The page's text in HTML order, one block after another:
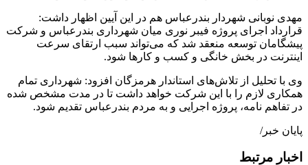
مهدی نوبانی شهردار بندرعباس هم در این آیین اظهار داشت:
قرارداد اجرای پروژه فیبر نوری میان شهرداری بندرعباس و شرکت
پیشگامان توسعه منعقد شد که می‌تواند سبب ارتقای سرعت
اینترنت در بخش خانگی و کسب و کارها شود.
وی با تحلیل از تلاش‌های استاندار هرمزگان افزود: شهرداری تمام
همکاری لازم را با این شرکت خواهد داشت تا در مدت مشخص شده
در تفاهم نامه، پروژه اجرایی و به مردم بندرعباس تقدیم شود.
پایان خبر/
اخبار مرتبط